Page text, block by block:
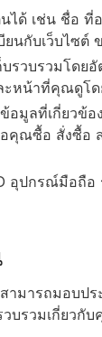
ด้ เช่น ชื่อ ที่
นกับเว็บไซต์
รวบรวมโด
ะหน้าที่คุณดูโ
อมูลที่เกี่ยวข้
คุณซื้อ สั่งซื้อ
ปกรณ์มือถือ
ามารถมอบป
บรวมเกี่ยวกับ